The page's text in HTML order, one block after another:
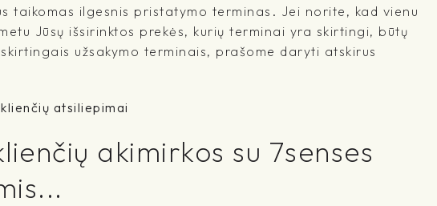
taikomas ilgesnis pristatymo terminas. Jei norite, kad vienu
Jūsų išsirinktos prekės, kurių terminai yra skirtingi, būtų
užsakymo terminais, prašome daryti atskirus
atsiliepimai
akimirkos su 7senses